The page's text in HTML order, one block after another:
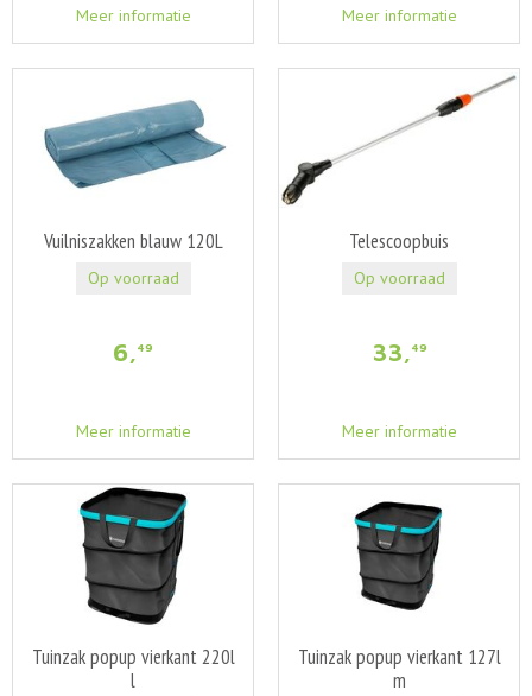
Meer informatie Meer informatie
Vuilniszakken blauw 120L
6,49
Meer informatie
Op voorraad
Telescoopbuis
33,49
Meer informatie
Op voorraad
Tuinzak popup vierkant 220l
l
Tuinzak popup vierkant 127l
m